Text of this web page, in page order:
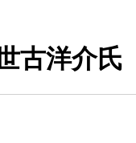
古洋介氏